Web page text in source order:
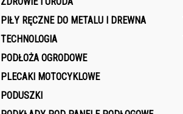
PIŁY RĘCZNE DO METALU I DREWNA
TECHNOLOGIA
PODŁOŻA OGRODOWE
PLECAKI MOTOCYKLOWE
PODUSZKI